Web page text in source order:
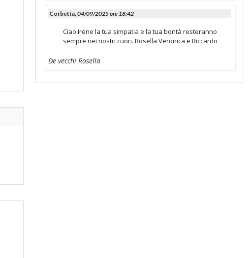
Corbetta,04/09/2025 ore 18:42
Ciao Irene la tua simpatia e la tua bontà resteranno
sempre nei nostri cuori. Rosella Veronica e Riccardo
De vecchi Rosella